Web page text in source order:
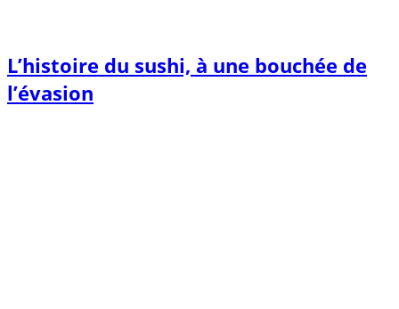
L’histoire du sushi, à une bouchée de
l’évasion